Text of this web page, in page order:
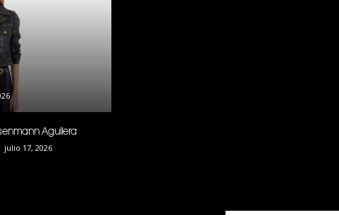
Aguilera
julio 17, 2026